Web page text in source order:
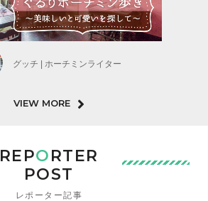
グッチ | ホーチミンライター
VIEW MORE
REPORTER
POST
レポーター記事